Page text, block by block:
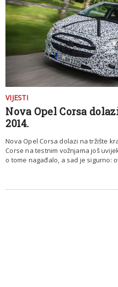
VIJESTI
Nova Opel Corsa
2014.
Nova Opel Corsa dolazi na tržište
Corse na testnim vožnjama još
o tome nagađalo, a sad je sigurno: